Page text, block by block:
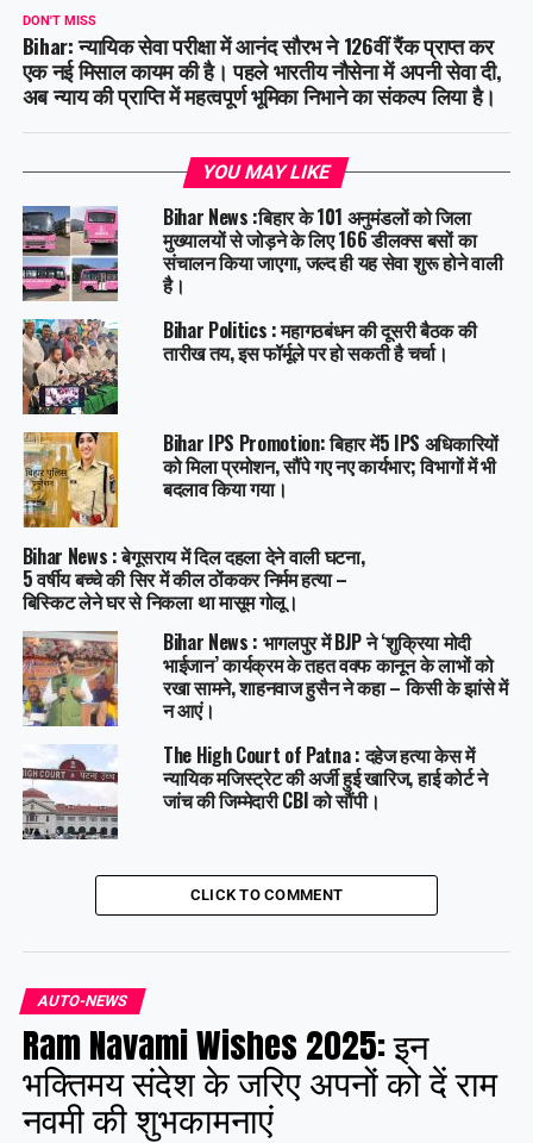
DON'T MISS
Bihar: न्यायिक सेवा परीक्षा में आनंद सौरभ ने 126वीं रैंक प्राप्त कर
एक नई मिसाल कायम की है। पहले भारतीय नौसेना में अपनी सेवा दी,
अब न्याय की प्राप्ति में महत्वपूर्ण भूमिका निभाने का संकल्प लिया है।
YOU MAY LIKE
Bihar News :बिहार के 101 अनुमंडलों को जिला
मुख्यालयों से जोड़ने के लिए 166 डीलक्स बसों का
संचालन किया जाएगा, जल्द ही यह सेवा शुरू होने वाली
है।
Bihar Politics : महागठबंधन की दूसरी बैठक की
तारीख तय, इस फॉर्मूले पर हो सकती है चर्चा।
Bihar IPS Promotion: बिहार में5 IPS अधिकारियों
को मिला प्रमोशन, सौंपे गए नए कार्यभार; विभागों में भी
बदलाव किया गया।
Bihar News : बेगूसराय में दिल दहला देने वाली घटना,
5 वर्षीय बच्चे की सिर में कील ठोंककर निर्मम हत्या –
बिस्किट लेने घर से निकला था मासूम गोलू।
Bihar News : भागलपुर में BJP ने ‘शुक्रिया मोदी
भाईजान’ कार्यक्रम के तहत वक्फ कानून के लाभों को
रखा सामने, शाहनवाज हुसैन ने कहा – किसी के झांसे में
न आएं।
The High Court of Patna : दहेज हत्या केस में
न्यायिक मजिस्ट्रेट की अर्जी हुई खारिज, हाई कोर्ट ने
जांच की जिम्मेदारी CBI को सौंपी।
CLICK TO COMMENT
AUTO-NEWS
Ram Navami Wishes 2025: इन
भक्तिमय संदेश के जरिए अपनों को दें राम
नवमी की शुभकामनाएं